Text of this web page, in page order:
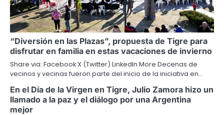
“Diversión en las Plazas”, propuesta de Tigre para
disfrutar en familia en estas vacaciones de invierno
Share via: Facebook X (Twitter) LinkedIn More Decenas de
vecinos y vecinas fueron parte del inicio de la iniciativa en…
En el Día de la Virgen en Tigre, Julio Zamora hizo un
llamado a la paz y el diálogo por una Argentina
mejor